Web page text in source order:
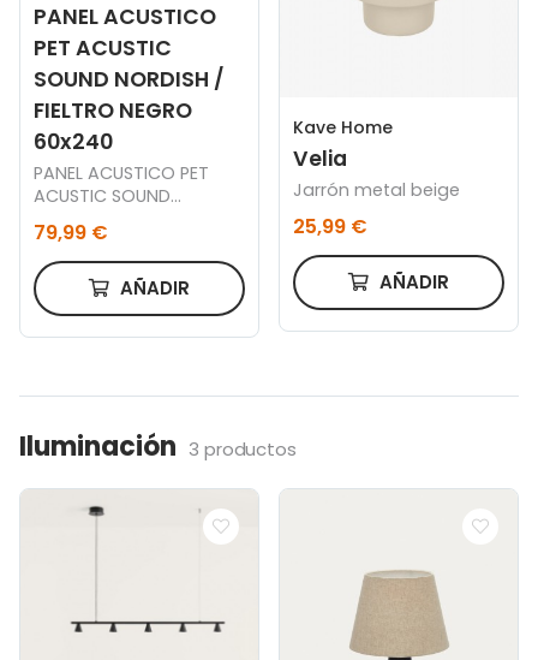
PANEL ACUSTICO
PET ACUSTIC
SOUND NORDISH /
FIELTRO NEGRO
60x240
PANEL ACUSTICO PET
ACUSTIC SOUND
NORDISH / FIELTRO
NEGRO 60 x 240 CM
79,99 €
AÑADIR
Kave Home
Velia
Jarrón metal beige
25,99 €
AÑADIR
Iluminación 3 productos